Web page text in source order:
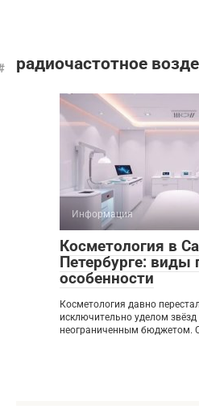
радиочастотное
Информация
Косметология в
Петербурге: виды
особенности
Косметология давно
исключительно уделом
неограниченным бюджетом.